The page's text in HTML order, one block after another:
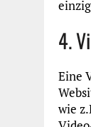
4.
Eine
wie